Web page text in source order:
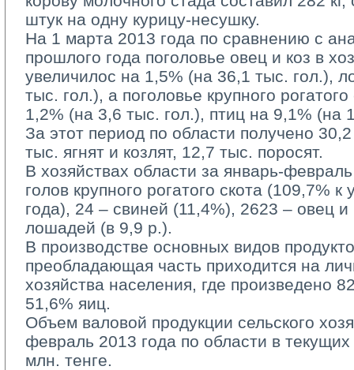
штук на одну курицу-несушку.
На 1 марта 2013 года по сравнению с
прошлого года поголовье овец и коз в
увеличилос на 1,5% (на 36,1 тыс. гол.),
тыс. гол.), а поголовье крупного
1,2% (на 3,6 тыс. гол.), птиц на 9,1% (на
За этот период по области получено
тыс. ягнят и козлят, 12,7 тыс. поросят.
В хозяйствах области за январь-
голов крупного рогатого скота (109,7%
года), 24 – свиней (11,4%), 2623 – овец
лошадей (в 9,9 р.).
В производстве основных видов
преобладающая часть приходится на
хозяйства населения, где произведено
51,6% яиц.
Объем валовой продукции сельского
февраль 2013 года по области в
млн. тенге.